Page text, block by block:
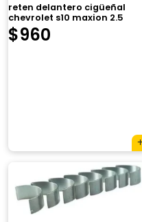
reten delantero cigüeñal
chevrolet s10 maxion 2.5
$960